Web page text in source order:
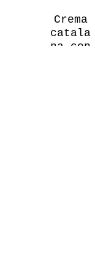
Crema
catala
na con